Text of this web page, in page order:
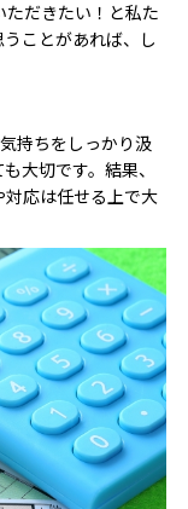
だきたい！と私た
ことがあれば、し
持ちをしっかり汲
大切です。結果、
応は任せる上で大